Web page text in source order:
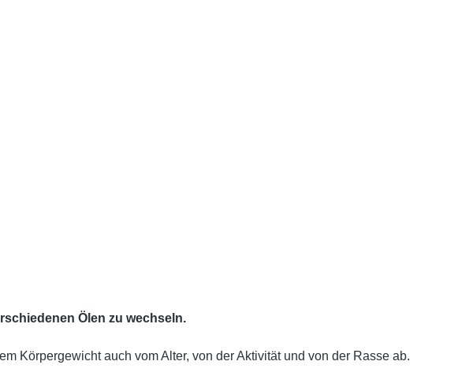
Ölen zu wechseln.
Körpergewicht auch vom Alter, von der Aktivität und von der Rasse ab.